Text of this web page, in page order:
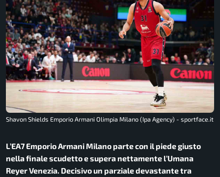
Shavon Shields Emporio Armani Olimpia Milano (Ipa Agency) - sportface.it
L’EA7 Emporio Armani Milano parte con il piede giusto
nella finale scudetto e supera nettamente l’Umana
Reyer Venezia. Decisivo un parziale devastante tra